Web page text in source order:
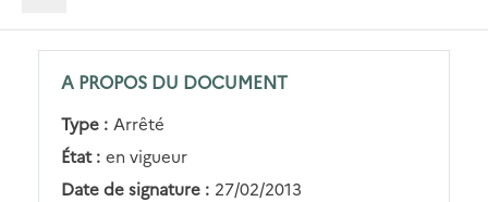
A PROPOS DU DOCUMENT
Type : Arrêté
État : en vigueur
Date de signature : 27/02/2013